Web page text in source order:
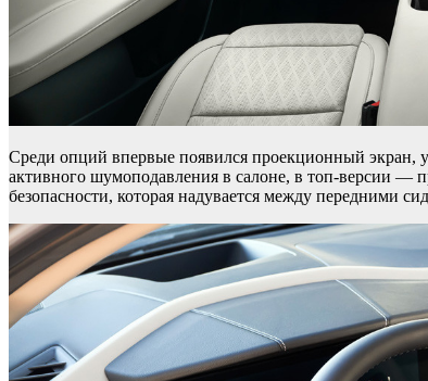
Среди опций впервые появился проекционный экран,
активного шумоподавления в салоне, в топ-версии —
безопасности, которая надувается между передними